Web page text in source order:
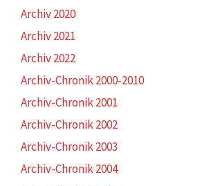
Archiv 2020
Archiv 2021
Archiv 2022
Archiv-Chronik 2000-2010
Archiv-Chronik 2001
Archiv-Chronik 2002
Archiv-Chronik 2003
Archiv-Chronik 2004